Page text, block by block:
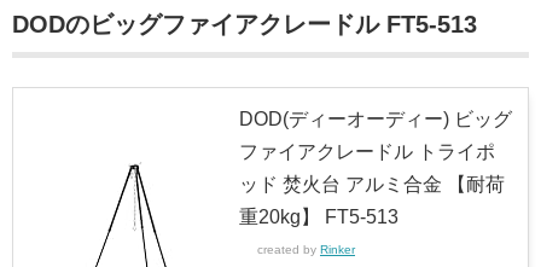
DODのビッグファイアクレードル FT5-513
DOD(ディーオーディー) ビッグ
ファイアクレードル トライポ
ッド 焚火台 アルミ合金 【耐荷
重20kg】 FT5-513
created by Rinker